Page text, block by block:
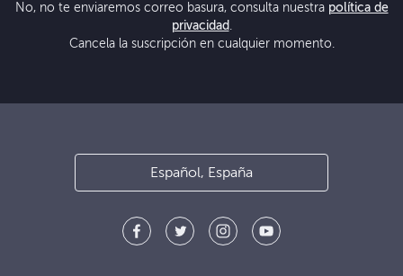
No, no te enviaremos correo basura, consulta nuestra política de
privacidad .
Cancela la suscripción en cualquier momento.
Español, España